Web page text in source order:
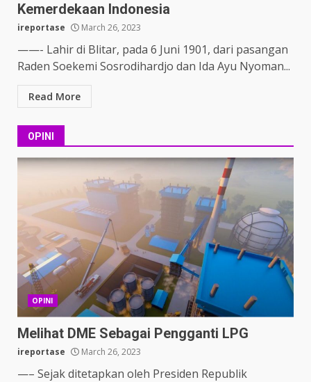
Kemerdekaan Indonesia
ireportase March 26, 2023
——- Lahir di Blitar, pada 6 Juni 1901, dari pasangan
Raden Soekemi Sosrodihardjo dan Ida Ayu Nyoman...
Read More
OPINI
OPINI
Melihat DME Sebagai Pengganti LPG
ireportase March 26, 2023
—– Sejak ditetapkan oleh Presiden Republik